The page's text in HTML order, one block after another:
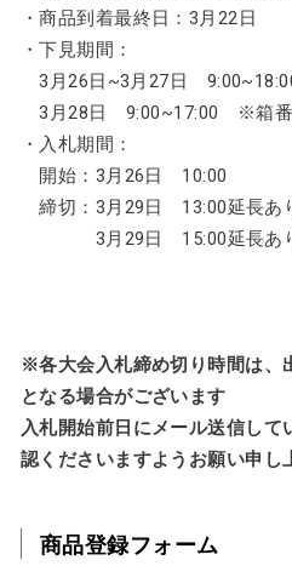
・商品到着最終日：3月22日
・下見期間：
3月26日~3月27日
3月28日 9:00~17:00 ※箱番
・入札期間：
開始：3月26日 10:00
締切：3月29日 13:00延長あり
3月29日 15:00延長あり（
※各大会入札締め切り時間は、
となる場合がございます
入札開始前日にメール送信し
認くださいますようお願い申し
商品登録フォーム